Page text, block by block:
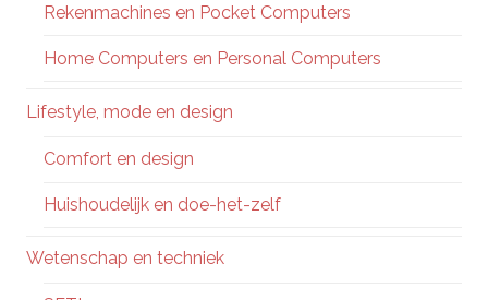
Rekenmachines en Pocket Computers
Home Computers en Personal Computers
Lifestyle, mode en design
Comfort en design
Huishoudelijk en doe-het-zelf
Wetenschap en techniek